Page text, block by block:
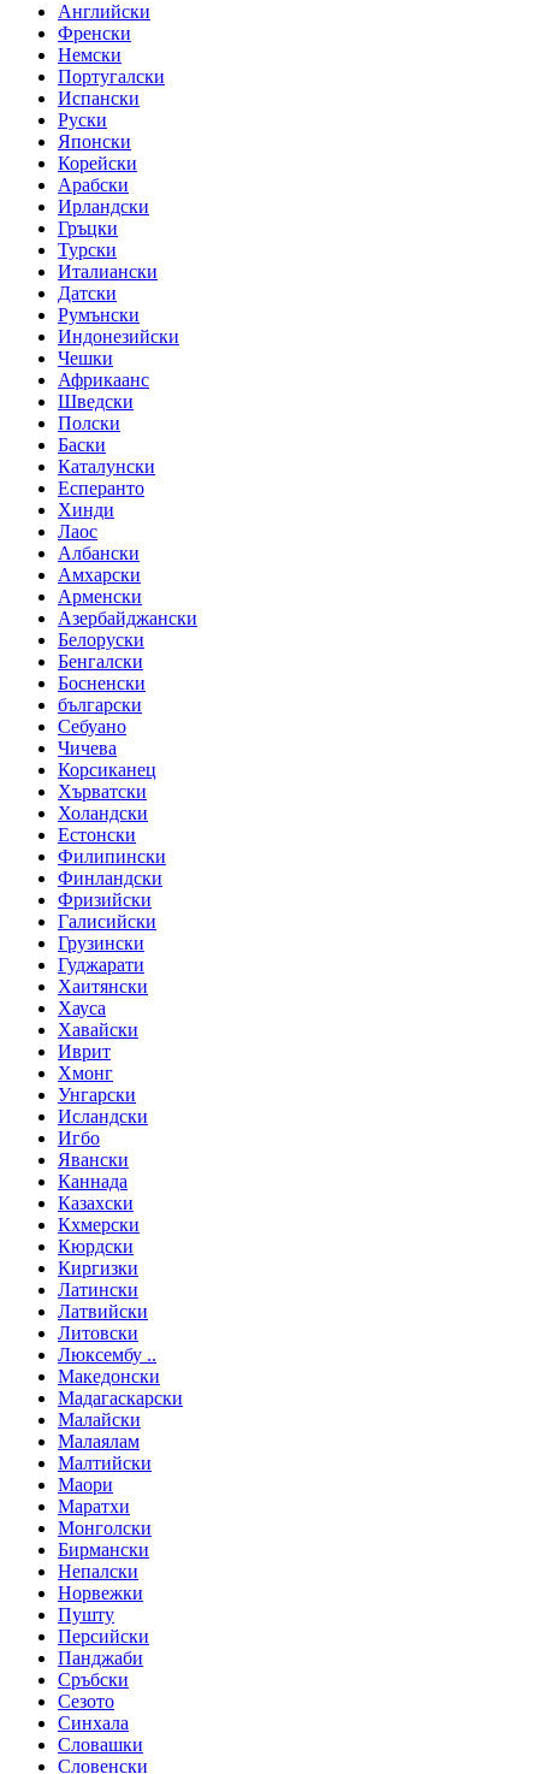
Английски
Френски
Немски
Португалски
Испански
Руски
Японски
Корейски
Арабски
Ирландски
Гръцки
Турски
Италиански
Датски
Румънски
Индонезийски
Чешки
Африкаанс
Шведски
Полски
Баски
Каталунски
Есперанто
Хинди
Лаос
Албански
Амхарски
Арменски
Азербайджански
Белоруски
Бенгалски
Босненски
български
Себуано
Чичева
Корсиканец
Хърватски
Холандски
Естонски
Филипински
Финландски
Фризийски
Галисийски
Грузински
Гуджарати
Хаитянски
Хауса
Хавайски
Иврит
Хмонг
Унгарски
Исландски
Игбо
Явански
Каннада
Казахски
Кхмерски
Кюрдски
Киргизки
Латински
Латвийски
Литовски
Люксембу ..
Македонски
Мадагаскарски
Малайски
Малаялам
Малтийски
Маори
Маратхи
Монголски
Бирмански
Непалски
Норвежки
Пушту
Персийски
Панджаби
Сръбски
Сезото
Синхала
Словашки
Словенски